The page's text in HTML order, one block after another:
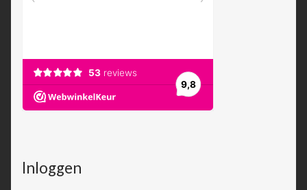
Inloggen